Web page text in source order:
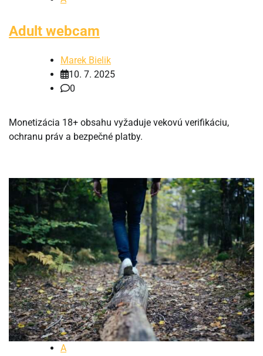
Adult webcam
Marek Bielik
10. 7. 2025
0
Monetizácia 18+ obsahu vyžaduje vekovú verifikáciu,
ochranu práv a bezpečné platby.
A